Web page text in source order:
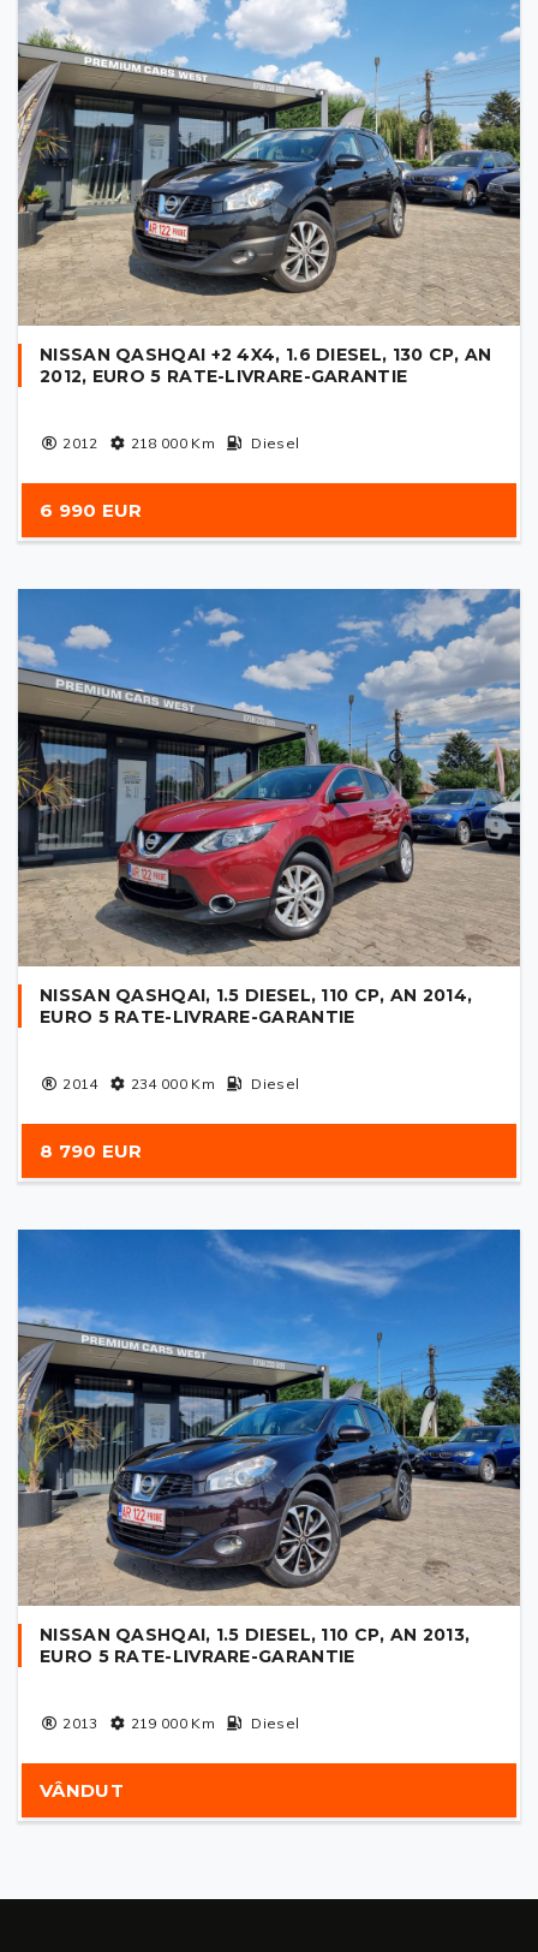
NISSAN QASHQAI +2 4X4, 1.6 DIESEL, 130 CP, AN
2012, EURO 5 RATE-LIVRARE-GARANTIE
2012 218 000Km Diesel
6 990 EUR
NISSAN QASHQAI, 1.5 DIESEL, 110 CP, AN 2014,
EURO 5 RATE-LIVRARE-GARANTIE
2014 234 000Km Diesel
8 790 EUR
NISSAN QASHQAI, 1.5 DIESEL, 110 CP, AN 2013,
EURO 5 RATE-LIVRARE-GARANTIE
2013 219 000Km Diesel
VÂNDUT